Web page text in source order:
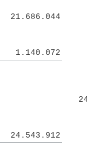
21.686.044
1.140.072
24.543.912